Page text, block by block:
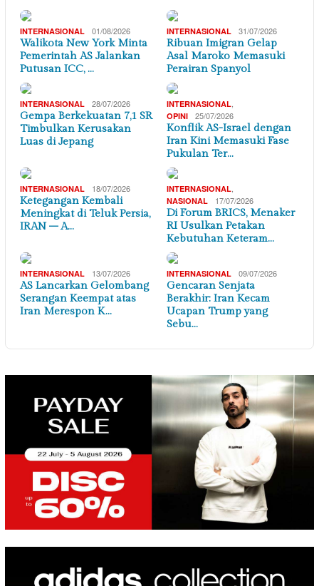
INTERNASIONAL 01/08/2026
Walikota New York Minta
Pemerintah AS Jalankan
Putusan ICC, …
INTERNASIONAL 31/07/2026
Ribuan Imigran Gelap
Asal Maroko Memasuki
Perairan Spanyol
INTERNASIONAL 28/07/2026
Gempa Berkekuatan 7,1 SR
Timbulkan Kerusakan
Luas di Jepang
INTERNASIONAL
OPINI 25/07/2026
Konflik AS-Israel dengan
Iran Kini Memasuki Fase
Pukulan Ter…
INTERNASIONAL 18/07/2026
Ketegangan Kembali
Meningkat di Teluk Persia,
IRAN – A…
INTERNASIONAL
NASIONAL 17/07/2026
Di Forum BRICS, Menaker
RI Usulkan Petakan
Kebutuhan Keteram…
INTERNASIONAL 13/07/2026
AS Lancarkan Gelombang
Serangan Keempat atas
Iran Merespon K…
INTERNASIONAL 09/07/2026
Gencaran Senjata
Berakhir: Iran Kecam
Ucapan Trump yang
Sebu…